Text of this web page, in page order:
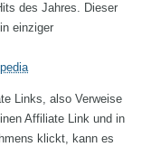
des Jahres. Dieser
einziger
Links, also Verweise
Affiliate Link und in
klickt, kann es